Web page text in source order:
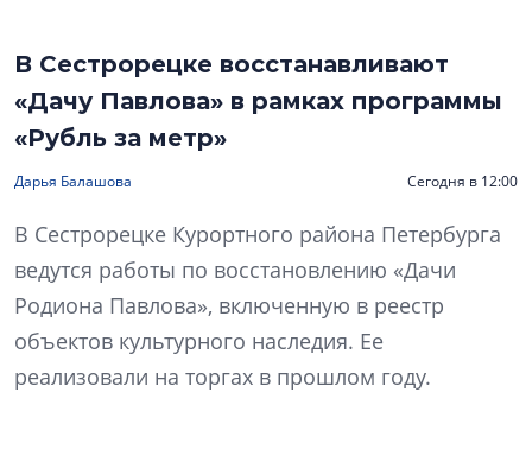
В Сестрорецке восстанавливают
«Дачу Павлова» в рамках программы
«Рубль за метр»
Дарья Балашова Сегодня в 12:00
В Сестрорецке Курортного района Петербурга
ведутся работы по восстановлению «Дачи
Родиона Павлова», включенную в реестр
объектов культурного наследия. Ее
реализовали на торгах в прошлом году.